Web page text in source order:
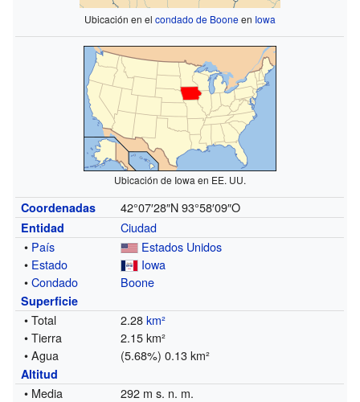
Ubicación en el condado de Booneen Iowa
Ubicación de Iowa en EE. UU.
Coordenadas 42°07′28″N 93°58′09″O
Entidad
Ciudad
• País
Estados Unidos
• Estado
Iowa
•Condado Boone
Superficie
• Total 2.28km²
• Tierra
2.15 km²
• Agua
(5.68%) 0.13 km²
Altitud
• Media 292 m s. n. m.